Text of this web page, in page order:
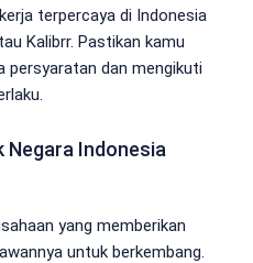
terpercaya di Indonesia
Kalibrr. Pastikan kamu
persyaratan dan mengikuti
Negara Indonesia
yang memberikan
untuk berkembang.